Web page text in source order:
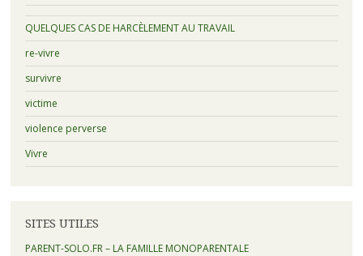
QUELQUES CAS DE HARCÈLEMENT AU TRAVAIL
re-vivre
survivre
victime
violence perverse
Vivre
SITES UTILES
PARENT-SOLO.FR – LA FAMILLE MONOPARENTALE